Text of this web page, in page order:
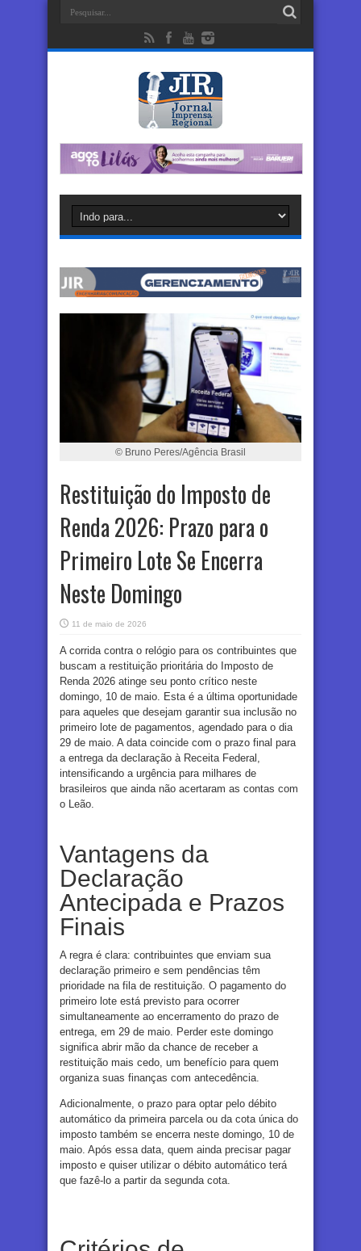
© Bruno Peres/Agência Brasil
Restituição do Imposto de
Renda 2026: Prazo para o
Primeiro Lote Se Encerra
Neste Domingo
11 de maio de 2026
A corrida contra o relógio para os contribuintes que
buscam a restituição prioritária do Imposto de
Renda 2026 atinge seu ponto crítico neste
domingo, 10 de maio. Esta é a última oportunidade
para aqueles que desejam garantir sua inclusão no
primeiro lote de pagamentos, agendado para o dia
29 de maio. A data coincide com o prazo final para
a entrega da declaração à Receita Federal,
intensificando a urgência para milhares de
brasileiros que ainda não acertaram as contas com
o Leão.
Vantagens da
Declaração
Antecipada e Prazos
Finais
A regra é clara: contribuintes que enviam sua
declaração primeiro e sem pendências têm
prioridade na fila de restituição. O pagamento do
primeiro lote está previsto para ocorrer
simultaneamente ao encerramento do prazo de
entrega, em 29 de maio. Perder este domingo
significa abrir mão da chance de receber a
restituição mais cedo, um benefício para quem
organiza suas finanças com antecedência.
Adicionalmente, o prazo para optar pelo débito
automático da primeira parcela ou da cota única do
imposto também se encerra neste domingo, 10 de
maio. Após essa data, quem ainda precisar pagar
imposto e quiser utilizar o débito automático terá
que fazê-lo a partir da segunda cota.